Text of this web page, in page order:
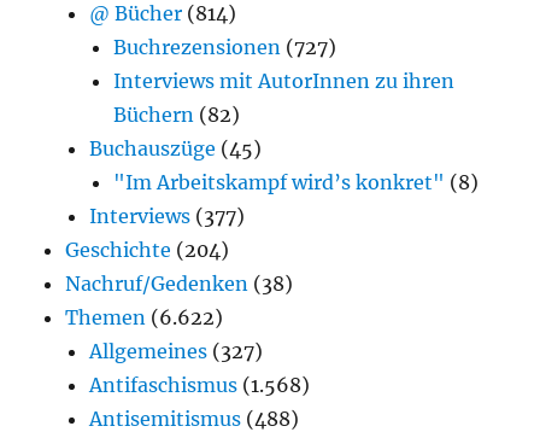
@ Bücher (814)
Buchrezensionen (727)
Interviews mit AutorInnen zu ihren
Büchern (82)
Buchauszüge (45)
"Im Arbeitskampf wird’s konkret" (8)
Interviews (377)
Geschichte (204)
Nachruf/Gedenken (38)
Themen (6.622)
Allgemeines (327)
Antifaschismus (1.568)
Antisemitismus (488)